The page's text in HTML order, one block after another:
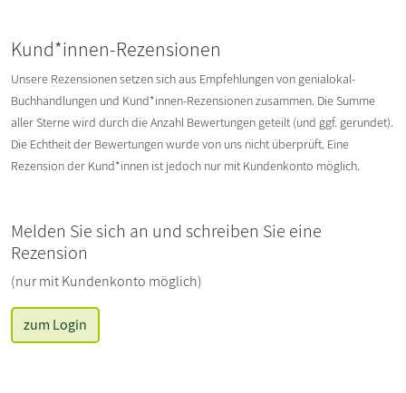
Kund*innen-Rezensionen
Unsere Rezensionen setzen sich aus Empfehlungen von genialokal-
Buchhandlungen und Kund*innen-Rezensionen zusammen. Die Summe
aller Sterne wird durch die Anzahl Bewertungen geteilt (und ggf. gerundet).
Die Echtheit der Bewertungen wurde von uns nicht überprüft. Eine
Rezension der Kund*innen ist jedoch nur mit Kundenkonto möglich.
Melden Sie sich an und schreiben Sie eine
Rezension
(nur mit Kundenkonto möglich)
zum Login